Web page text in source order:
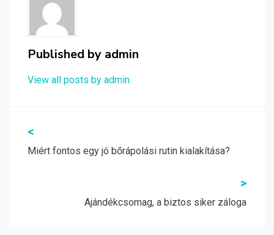
Published by admin
View all posts by admin
Bejegyzés
navigáció
<
Miért fontos egy jó bőrápolási rutin kialakítása?
>
Ajándékcsomag, a biztos siker záloga